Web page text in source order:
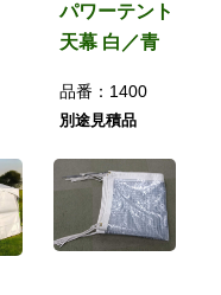
パワーテント
天幕 白／青
品番： 1400
別途見積品